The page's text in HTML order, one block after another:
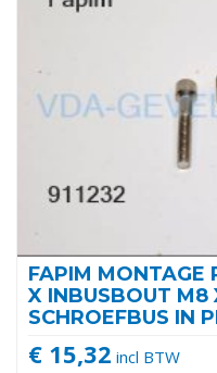
FAPIM MONTAGE
X INBUSBOUT M8
SCHROEFBUS IN
€ 15,32 incl BTW